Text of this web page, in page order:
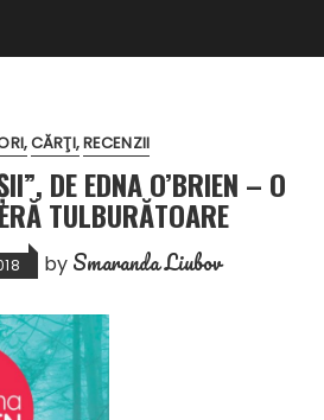
CĂRŢI RECENZII
DE EDNA O’BRIEN – O
TULBURĂTOARE
by Smaranda Liubov